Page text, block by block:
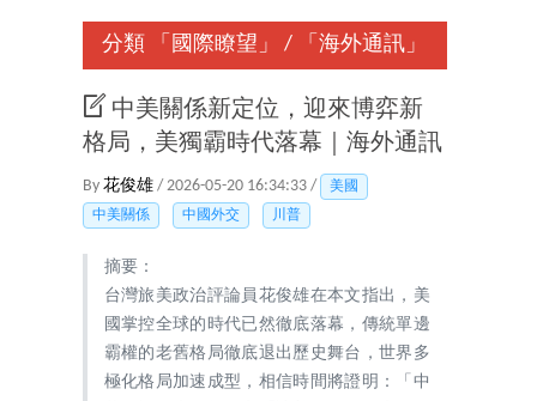
分類 「國際瞭望」 / 「海外通訊」
中美關係新定位，迎來博弈新
格局，美獨霸時代落幕｜海外通訊
By 花俊雄 / 2026-05-20 16:34:33 /
美國
中美關係
中國外交 川普
摘要：
台灣旅美政治評論員花俊雄在本文指出，美
國掌控全球的時代已然徹底落幕，傳統單邊
霸權的老舊格局徹底退出歷史舞台，世界多
極化格局加速成型，相信時間將證明：「中